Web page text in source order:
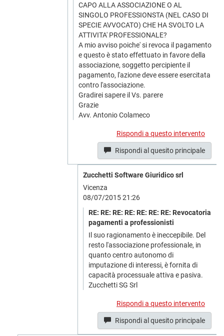
CAPO ALLA ASSOCIAZIONE O AL
SINGOLO PROFESSIONSTA (NEL CASO DI
SPECIE AVVOCATO) CHE HA SVOLTO LA
ATTIVITA' PROFESSIONALE?
A mio avviso poiche' si revoca il pagamento
e questo è stato effettuato in favore della
associazione, soggetto percipiente il
pagamento, l'azione deve essere esercitata
contro l'associazione.
Gradirei sapere il Vs. parere
Grazie
Avv. Antonio Colameco
Rispondi a questo intervento
Rispondi al quesito principale
Zucchetti Software Giuridico srl
Vicenza
08/07/2015 21:26
RE: RE: RE: RE: RE: RE: RE: Revocatoria
pagamenti a professionisti
Il suo ragionamento è ineccepibile. Del
resto l'associazione professionale, in
quanto centro autonomo di
imputazione di interessi, è fornita di
capacità processuale attiva e pasiva.
Zucchetti SG Srl
Rispondi a questo intervento
Rispondi al quesito principale